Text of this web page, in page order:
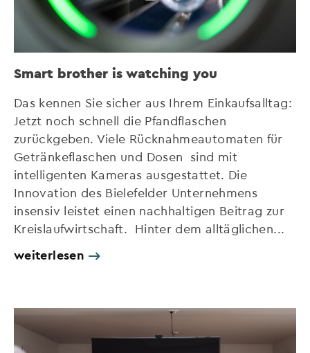
Smart brother is watching you
Das kennen Sie sicher aus Ihrem Einkaufsalltag:
Jetzt noch schnell die Pfandflaschen
zurückgeben. Viele Rücknahmeautomaten für
Getränkeflaschen und Dosen sind mit
intelligenten Kameras ausgestattet. Die
Innovation des Bielefelder Unternehmens
insensiv leistet einen nachhaltigen Beitrag zur
Kreislaufwirtschaft. Hinter dem alltäglichen...
weiterlesen